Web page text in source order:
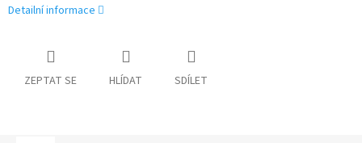
Detailní informace
ZEPTAT SE HLÍDAT SDÍLET